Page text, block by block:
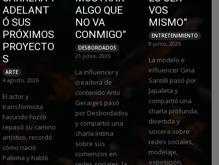
ADELANT
Ó SUS
PRÓXIMOS
PROYECTO
S
ARTE
4 agosto, 2026
El actor y
transformista
Facundo Fozco
repasó su camino
artístico, recordó
cómo nació
Paloma y habló
ALGO QUE
NO VA
CONMIGO”
DESBORDADOS
21 junio, 2026
La influencer y
creadora de
contenido Anto
Geraiges pasó
por Desbordados
y compartió una
charla íntima
sobre sus
comienzos en
VOS
MISMO”
ENTRETENIMIENTO
8 junio, 2026
La modelo e
influencer Gina
Santilli pasó por
Japaleta y
compartió una
charla profunda,
divertida y
sincera sobre
redes sociales,
modelaje,
exposición,